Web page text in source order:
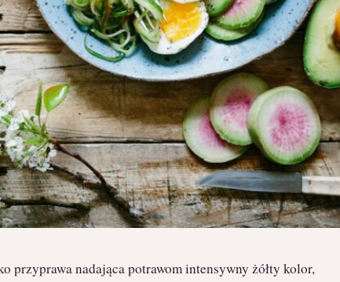
przyprawa nadająca potrawom intensywny żółty kolor,